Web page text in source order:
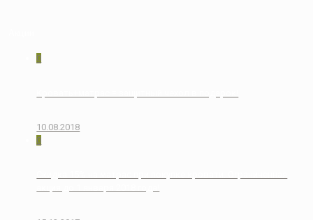
0
10.08.2018
0